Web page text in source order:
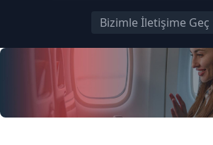
Bizimle İletişime Geç